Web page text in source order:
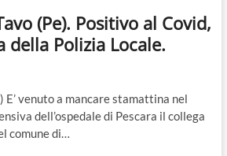
(Pe). Positivo al Covid,
della Polizia Locale.
E’ venuto a mancare stamattina nel
dell’ospedale di Pescara il collega
comune di…